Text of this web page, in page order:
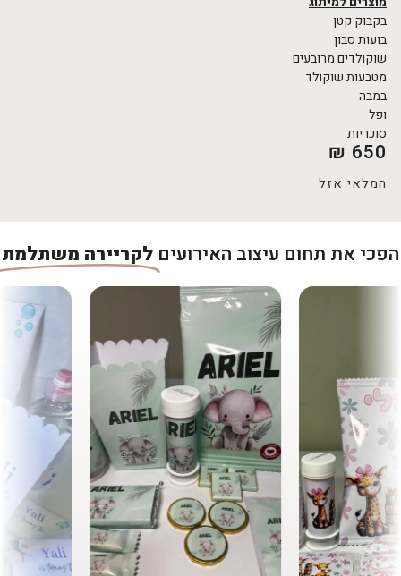
בקבוק קטן
בועות סבון
שוקולדים מרובעים
מטבעות שוקולד
במבה
ופל
סוכריות
₪650
המלאי אזל
את תחום עיצוב האירועיםלקריירה משתלמת